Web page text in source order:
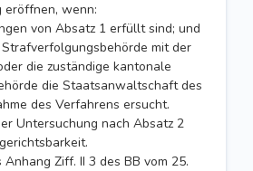
eröffnen, wenn:
von Absatz 1 erfüllt sind; und
mit der
die zuständige kantonale
die Staatsanwaltschaft des
des Verfahrens ersucht.
Untersuchung nach Absatz 2
Anhang Ziff. II 3 des BB vom 25.